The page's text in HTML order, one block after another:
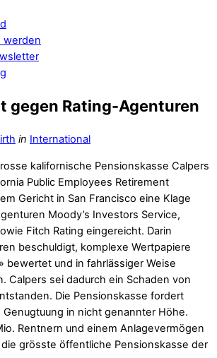
werden
gegen Rating-Agenturen
in International
kalifornische Pensionskasse Calpers
Public Employees Retirement
Gericht in San Francisco eine Klage
Moody’s Investors Service,
Fitch Rating eingereicht. Darin
beschuldigt, komplexe Wertpapiere
bewertet und in fahrlässiger Weise
Calpers sei dadurch ein Schaden von
Die Pensionskasse fordert
Genugtuung in nicht genannter Höhe.
Rentnern und einem Anlagevermögen
die grösste öffentliche Pensionskasse der